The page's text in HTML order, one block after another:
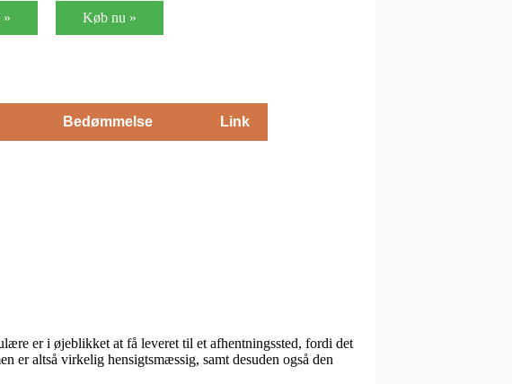
» Køb nu »
Bedømmelse Link
er i øjeblikket at få leveret til et afhentningssted, fordi det
er altså virkelig hensigtsmæssig, samt desuden også den